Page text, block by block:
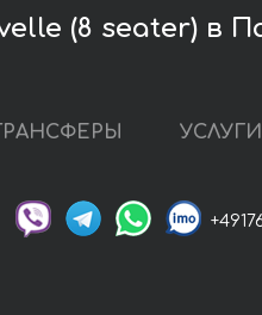
(8 seater) в
ТРАНСФЕРЫ УСЛУГИ